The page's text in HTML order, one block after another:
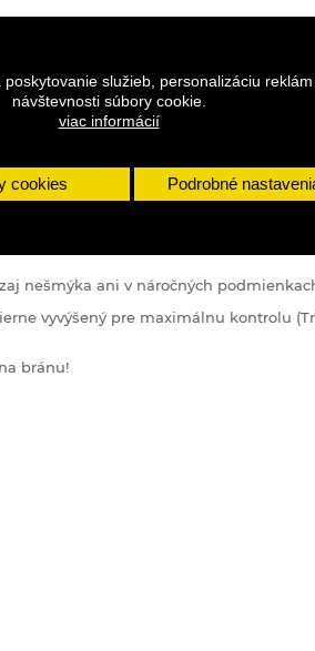
služieb, personalizáciu
návštevnosti súbory cookie.
viac informácií
cookies Podrobné
nešmýka ani v náročných
vyvýšený pre maximálnu kontrolu
bránu!